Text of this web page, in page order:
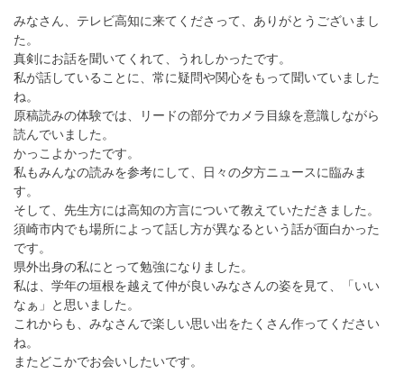
みなさん、テレビ高知に来てくださって、ありがとうございまし
た。
真剣にお話を聞いてくれて、うれしかったです。
私が話していることに、常に疑問や関心をもって聞いていました
ね。
原稿読みの体験では、リードの部分でカメラ目線を意識しながら
読んでいました。
かっこよかったです。
私もみんなの読みを参考にして、日々の夕方ニュースに臨みま
す。
そして、先生方には高知の方言について教えていただきました。
須崎市内でも場所によって話し方が異なるという話が面白かった
です。
県外出身の私にとって勉強になりました。
私は、学年の垣根を越えて仲が良いみなさんの姿を見て、「いい
なぁ」と思いました。
これからも、みなさんで楽しい思い出をたくさん作ってください
ね。
またどこかでお会いしたいです。